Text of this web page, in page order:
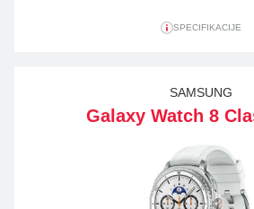
SPECIFIKACIJE
SAMSUNG
Galaxy Watch 8